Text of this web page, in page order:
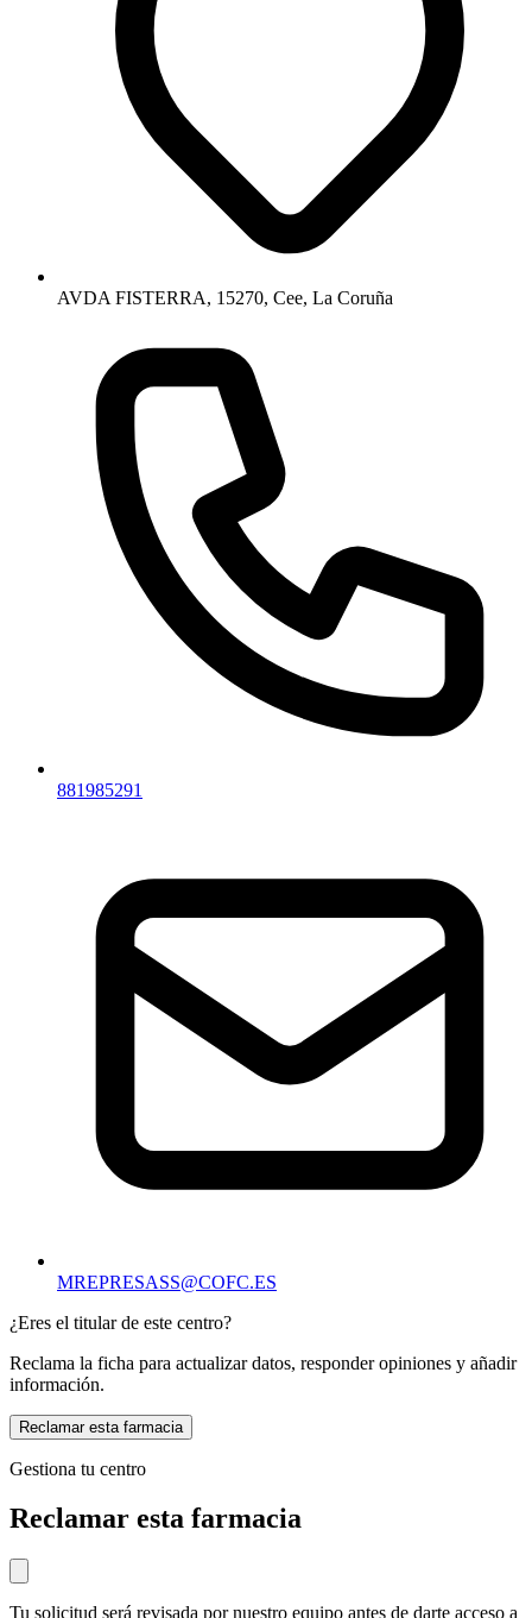
AVDA FISTERRA, 15270, Cee, La Coruña
881985291
MREPRESASS@COFC.ES
¿Eres el titular de este centro?
Reclama la ficha para actualizar datos, responder opiniones y añadir
información.
Reclamar esta farmacia
Gestiona tu centro
Reclamar esta farmacia
Tu solicitud será revisada por nuestro equipo antes de darte acceso a